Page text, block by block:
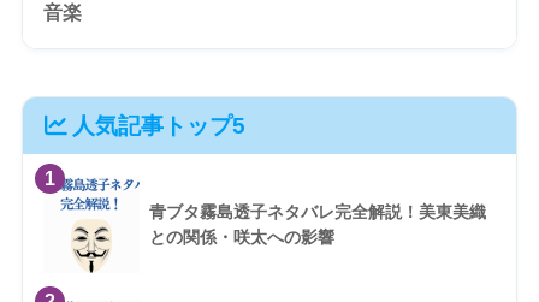
音楽
人気記事トップ5
1
青ブタ霧島透子ネタバレ完全解説！美東美織
との関係・咲太への影響